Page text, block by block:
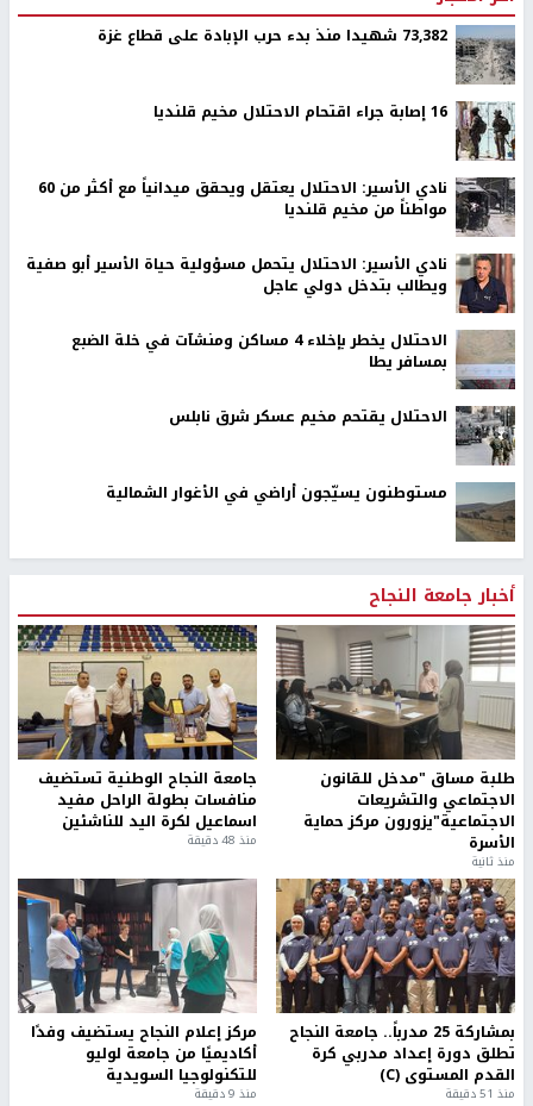
73,382 شهيدا منذ بدء حرب الإبادة على قطاع غزة
16 إصابة جراء اقتحام الاحتلال مخيم قلنديا
نادي الأسير: الاحتلال يعتقل ويحقق ميدانياً مع أكثر من 60
مواطناً من مخيم قلنديا
نادي الأسير: الاحتلال يتحمل مسؤولية حياة الأسير أبو صفية
ويطالب بتدخل دولي عاجل
الاحتلال يخطر بإخلاء 4 مساكن ومنشآت في خلة الضبع
بمسافر يطا
الاحتلال يقتحم مخيم عسكر شرق نابلس
مستوطنون يسيّجون أراضي في الأغوار الشمالية
أخبار جامعة النجاح
طلبة مساق "مدخل للقانون
الاجتماعي والتشريعات
الاجتماعية"يزورون مركز حماية
الأسرة
منذ ثانية
جامعة النجاح الوطنية تستضيف
منافسات بطولة الراحل مفيد
اسماعيل لكرة اليد للناشئين
منذ 48 دقيقة
بمشاركة 25 مدرباً.. جامعة النجاح
تطلق دورة إعداد مدربي كرة
القدم المستوى (C)
منذ 51 دقيقة
مركز إعلام النجاح يستضيف وفدًا
أكاديميًا من جامعة لوليو
للتكنولوجيا السويدية
منذ 9 دقيقة